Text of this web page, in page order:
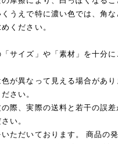
うえで特に濃い色では、角な
ください。
サイズ」や「素材」を十分に
が異なって見える場合があ
さい。
際、実際の送料と若干の誤差
い。
ただいております。 商品の